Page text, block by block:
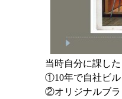
当時自分に課し
①10年で自社ビ
②オリジナルブ